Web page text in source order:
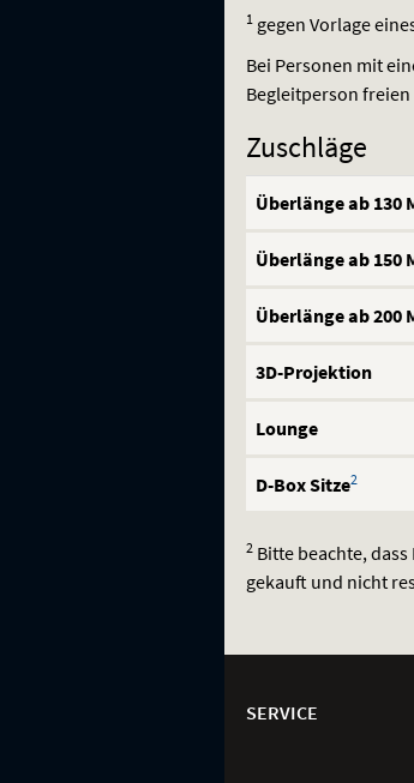
1 gegen Vorlage
Bei Personen mit
Begleitperson
Zuschläge
Überlänge ab 130
Überlänge ab 150
Überlänge ab 200
3D-Projektion
Lounge
D-Box Sitze2
2 Bitte beachte,
gekauft und nicht
SERVICE